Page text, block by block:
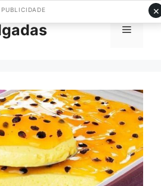
Menu
×
PUBLICIDADE